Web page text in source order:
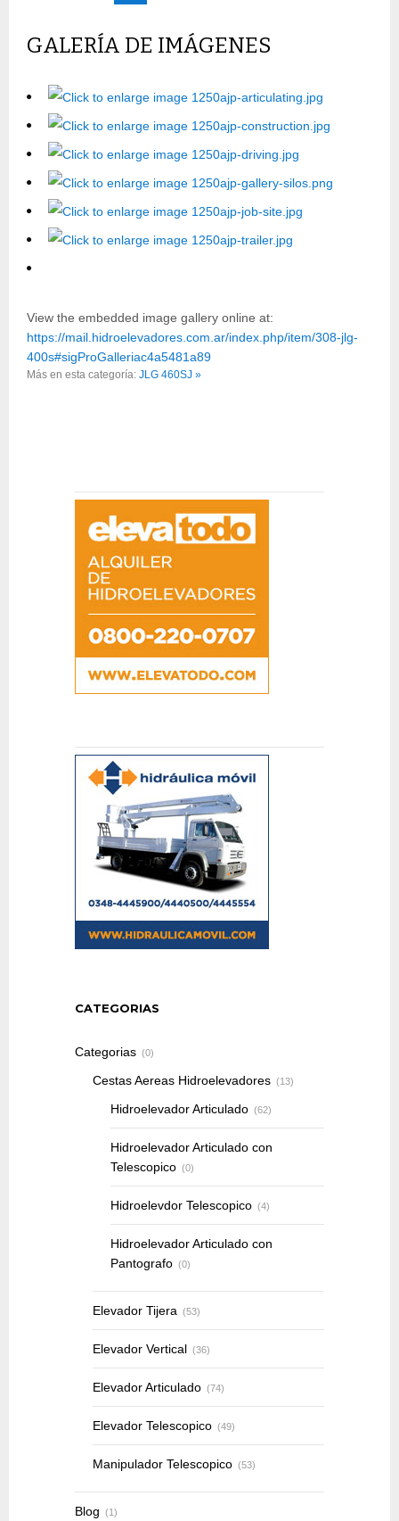
GALERÍA DE IMÁGENES
View the embedded image gallery online at:
https://mail.hidroelevadores.com.ar/index.php/item/308-jlg-
400s#sigProGalleriac4a5481a89
Más en esta categoría: JLG 460SJ »
CATEGORIAS
Categorias (0)
Cestas Aereas Hidroelevadores (13)
Hidroelevador Articulado (62)
Hidroelevador Articulado con
Telescopico (0)
Hidroelevdor Telescopico (4)
Hidroelevador Articulado con
Pantografo (0)
Elevador Tijera (53)
Elevador Vertical (36)
Elevador Articulado (74)
Elevador Telescopico (49)
Manipulador Telescopico (53)
Blog (1)